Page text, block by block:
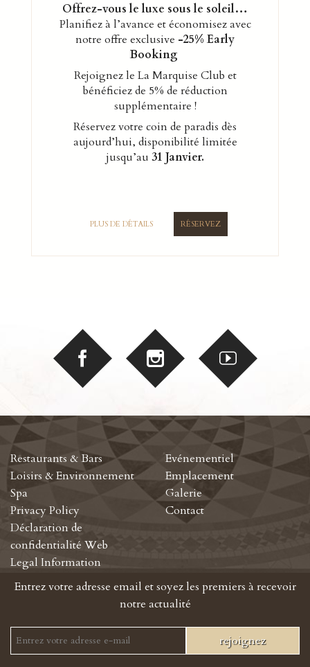
Offrez-vous le luxe sous le soleil…
Planifiez à l’avance et économisez avec
notre offre exclusive -25% Early
Booking
Rejoignez le La Marquise Club et
bénéficiez de 5% de réduction
supplémentaire !
Réservez votre coin de paradis dès
aujourd’hui, disponibilité limitée
jusqu’au 31 Janvier.
PLUS DE DÉTAILS RÉSERVEZ
Restaurants & Bars
Loisirs & Environnement
Spa
Privacy Policy
Déclaration de
confidentialité Web
Legal Information
Evénementiel
Emplacement
Galerie
Contact
Entrez votre adresse email et soyez les premiers à recevoir
notre actualité
rejoignez